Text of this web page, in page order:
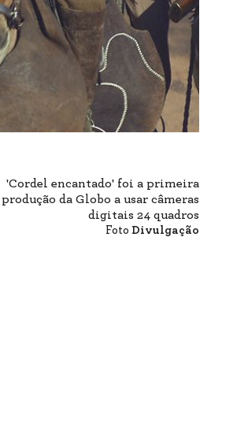
'Cordel encantado' foi a primeira
produção da Globo a usar câmeras
digitais 24 quadros
Foto Divulgação